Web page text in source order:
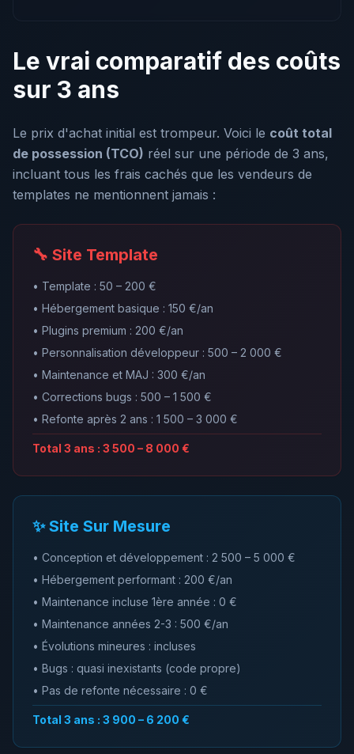
Le vrai comparatif des coûts
sur 3 ans
Le prix d'achat initial est trompeur. Voici le coût total
de possession (TCO) réel sur une période de 3 ans,
incluant tous les frais cachés que les vendeurs de
templates ne mentionnent jamais :
🔧 Site Template
• Template : 50 – 200 €
• Hébergement basique : 150 €/an
• Plugins premium : 200 €/an
• Personnalisation développeur : 500 – 2 000 €
• Maintenance et MAJ : 300 €/an
• Corrections bugs : 500 – 1 500 €
• Refonte après 2 ans : 1 500 – 3 000 €
Total 3 ans : 3 500 – 8 000 €
✨ Site Sur Mesure
• Conception et développement : 2 500 – 5 000 €
• Hébergement performant : 200 €/an
• Maintenance incluse 1ère année : 0 €
• Maintenance années 2-3 : 500 €/an
• Évolutions mineures : incluses
• Bugs : quasi inexistants (code propre)
• Pas de refonte nécessaire : 0 €
Total 3 ans : 3 900 – 6 200 €